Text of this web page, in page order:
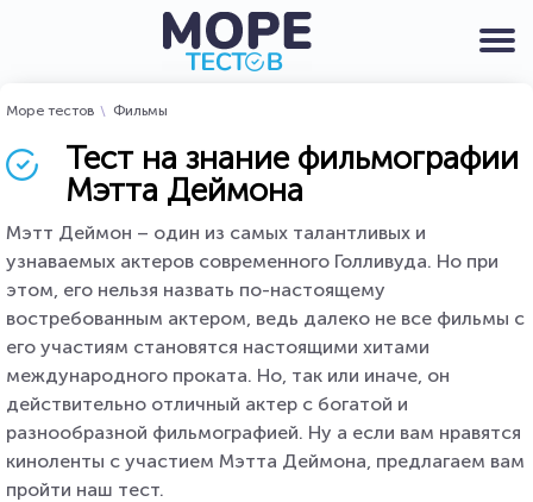
Море тестов Фильмы
Тест на знание фильмографии
Мэтта Деймона
Мэтт Деймон – один из самых талантливых и
узнаваемых актеров современного Голливуда. Но при
этом, его нельзя назвать по-настоящему
востребованным актером, ведь далеко не все фильмы с
его участиям становятся настоящими хитами
международного проката. Но, так или иначе, он
действительно отличный актер с богатой и
разнообразной фильмографией. Ну а если вам нравятся
киноленты с участием Мэтта Деймона, предлагаем вам
пройти наш тест.